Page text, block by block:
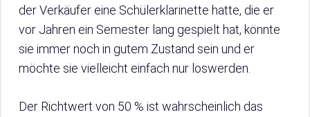
der Verkäufer eine Schülerklarinette hatte, die er
vor Jahren ein Semester lang gespielt hat, könnte
sie immer noch in gutem Zustand sein und er
möchte sie vielleicht einfach nur loswerden.
Der Richtwert von 50 % ist wahrscheinlich das